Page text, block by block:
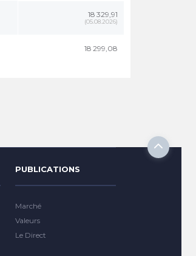
18 329,91
(05.08.2026)
18 299,08
PUBLICATIONS
Marché
Valeurs
Le Direct